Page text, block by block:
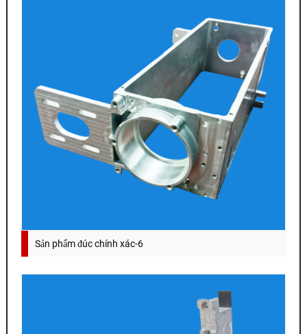
Sản phẩm đúc chính xác-6